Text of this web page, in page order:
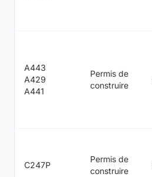
A443
A429
A441
Permis de
construire
C247P
Permis de
construire